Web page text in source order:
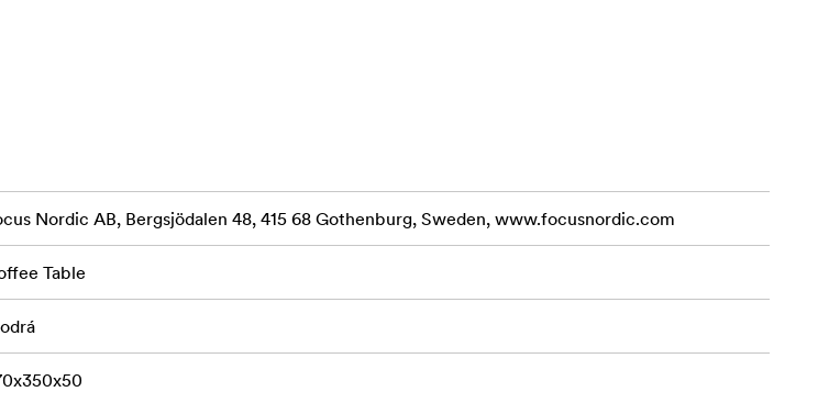
Nordic AB, Bergsjödalen 48, 415 68 Gothenburg, Sweden, www.focusnordic.com
Table